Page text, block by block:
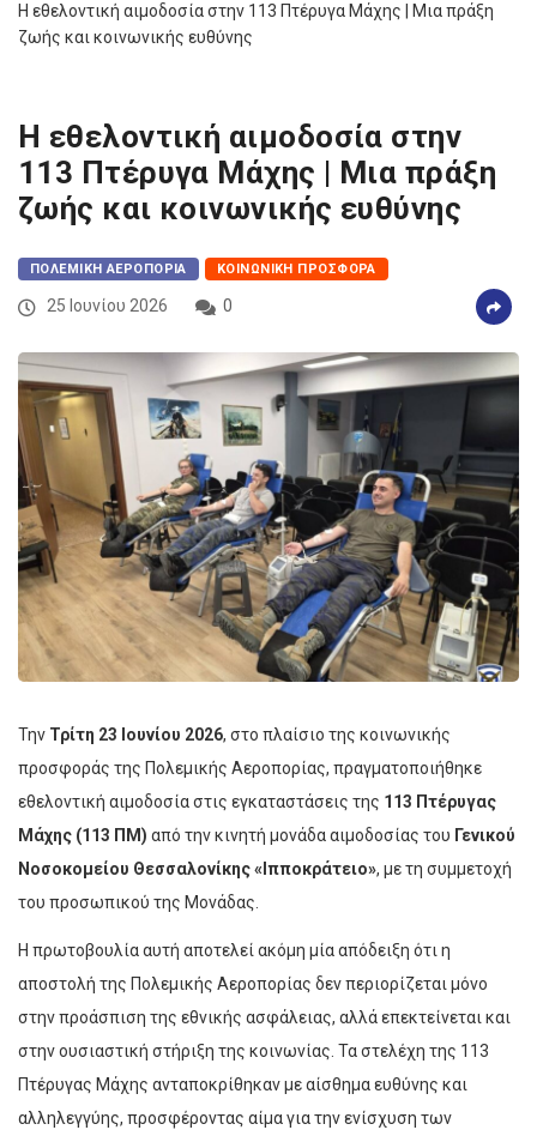
Η εθελοντική αιμοδοσία στην 113 Πτέρυγα Μάχης | Μια πράξη
ζωής και κοινωνικής ευθύνης
Η εθελοντική αιμοδοσία στην
113 Πτέρυγα Μάχης | Μια πράξη
ζωής και κοινωνικής ευθύνης
ΠΟΛΕΜΙΚΉ ΑΕΡΟΠΟΡΊΑ ΚΟΙΝΩΝΙΚΉ ΠΡΟΣΦΟΡΆ
25 Ιουνίου 2026 0
Την Τρίτη 23 Ιουνίου 2026, στο πλαίσιο της κοινωνικής
προσφοράς της Πολεμικής Αεροπορίας, πραγματοποιήθηκε
εθελοντική αιμοδοσία στις εγκαταστάσεις της 113 Πτέρυγας
Μάχης (113 ΠΜ) από την κινητή μονάδα αιμοδοσίας του Γενικού
Νοσοκομείου Θεσσαλονίκης «Ιπποκράτειο», με τη συμμετοχή
του προσωπικού της Μονάδας.
Η πρωτοβουλία αυτή αποτελεί ακόμη μία απόδειξη ότι η
αποστολή της Πολεμικής Αεροπορίας δεν περιορίζεται μόνο
στην προάσπιση της εθνικής ασφάλειας, αλλά επεκτείνεται και
στην ουσιαστική στήριξη της κοινωνίας. Τα στελέχη της 113
Πτέρυγας Μάχης ανταποκρίθηκαν με αίσθημα ευθύνης και
αλληλεγγύης, προσφέροντας αίμα για την ενίσχυση των